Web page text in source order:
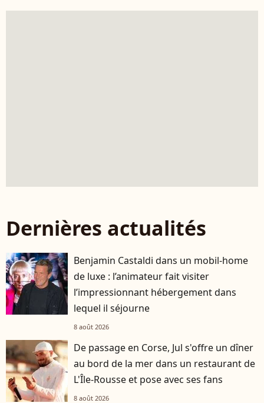
Dernières actualités
Benjamin Castaldi dans un mobil-home
de luxe : l’animateur fait visiter
l’impressionnant hébergement dans
lequel il séjourne
8 août 2026
De passage en Corse, Jul s'offre un dîner
au bord de la mer dans un restaurant de
L'Île-Rousse et pose avec ses fans
8 août 2026